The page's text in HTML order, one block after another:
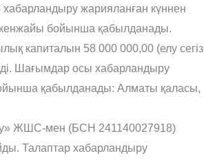
жарияланған күннен
бойынша қабылданады.
капиталын 58 000 000,00 (елу сегіз
Шағымдар осы хабарландыру
қабылданады: Алматы қаласы,
ЖШС-мен (БСН 241140027918)
Талаптар хабарландыру